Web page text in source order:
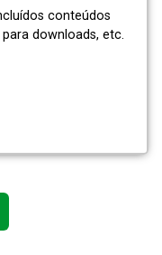
conteúdos
downloads, etc.